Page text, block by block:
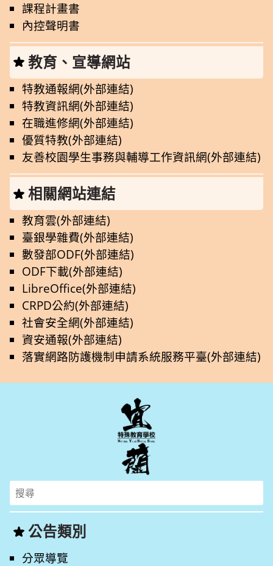
課程計畫書
內控聲明書
教育、宣導網站
特教通報網(外部連結)
特教資訊網(外部連結)
在職進修網(外部連結)
優質特教(外部連結)
友善校園學生事務與輔導工作資訊網(外部連結)
相關網站連結
教育雲(外部連結)
臺銀學雜費(外部連結)
數發部ODF(外部連結)
ODF下載(外部連結)
LibreOffice(外部連結)
CRPD公約(外部連結)
社會安全網(外部連結)
資安通報(外部連結)
落實網路防護機制申請系統服務平臺(外部連結)
Search
for:
公告類別
分眾導覽